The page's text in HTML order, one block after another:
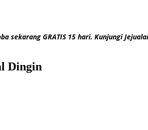
sekarang GRATIS 15 hari. Kunjungi
Dingin